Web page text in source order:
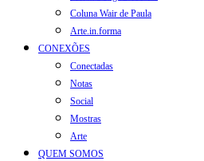
Coluna Wair de Paula
Arte.in.forma
CONEXÕES
Conectadas
Notas
Social
Mostras
Arte
QUEM SOMOS